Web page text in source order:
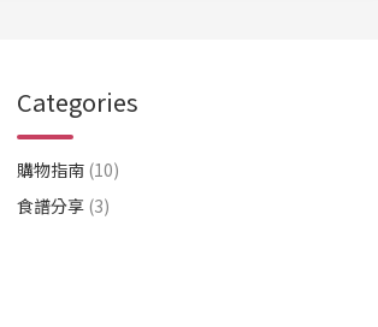
Categories
購物指南 (10)
食譜分享 (3)